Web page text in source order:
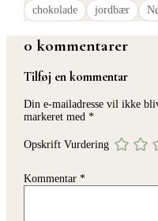
chokolade jordbær
0 kommentarer
Tilføj en kommentar
Din e-mailadresse vil ikke
markeret med *
Opskrift Vurdering
Kommentar *